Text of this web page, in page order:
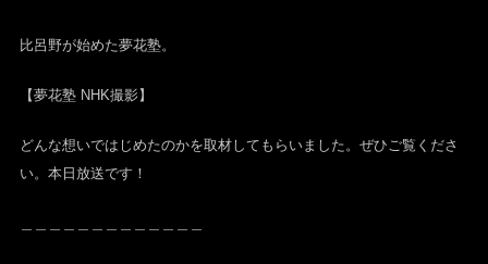
比呂野が始めた夢花塾。
【夢花塾 NHK撮影】
どんな想いではじめたのかを取材してもらいました。ぜひご覧くださ
い。本日放送です！